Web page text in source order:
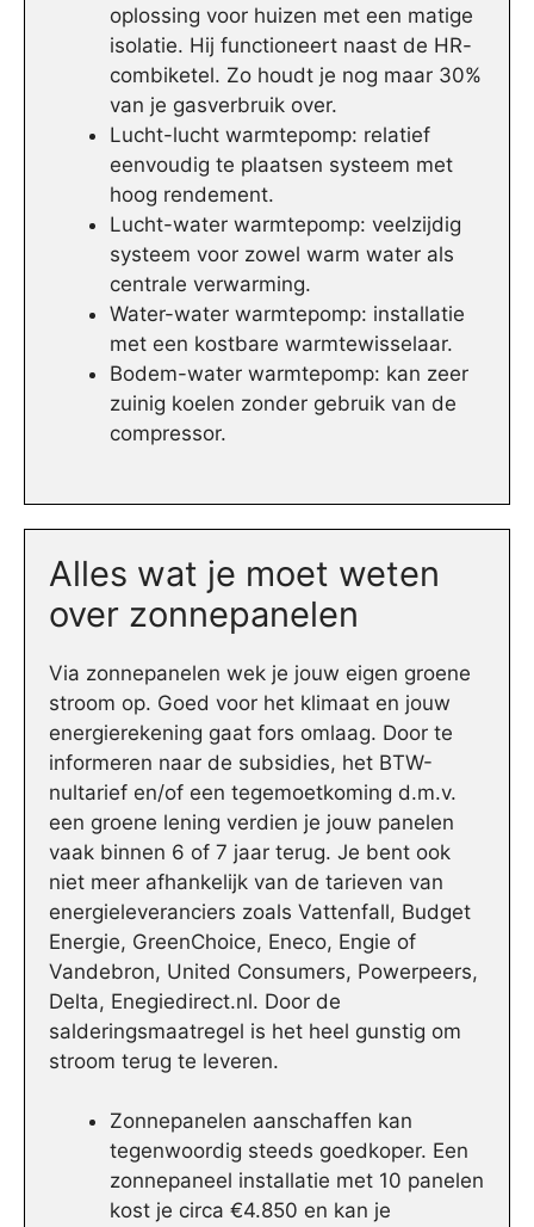
oplossing voor huizen met een matige
isolatie. Hij functioneert naast de HR-
combiketel. Zo houdt je nog maar 30%
van je gasverbruik over.
Lucht-lucht warmtepomp: relatief
eenvoudig te plaatsen systeem met
hoog rendement.
Lucht-water warmtepomp: veelzijdig
systeem voor zowel warm water als
centrale verwarming.
Water-water warmtepomp: installatie
met een kostbare warmtewisselaar.
Bodem-water warmtepomp: kan zeer
zuinig koelen zonder gebruik van de
compressor.
Alles wat je moet weten
over zonnepanelen
Via zonnepanelen wek je jouw eigen groene
stroom op. Goed voor het klimaat en jouw
energierekening gaat fors omlaag. Door te
informeren naar de subsidies, het BTW-
nultarief en/of een tegemoetkoming d.m.v.
een groene lening verdien je jouw panelen
vaak binnen 6 of 7 jaar terug. Je bent ook
niet meer afhankelijk van de tarieven van
energieleveranciers zoals Vattenfall, Budget
Energie, GreenChoice, Eneco, Engie of
Vandebron, United Consumers, Powerpeers,
Delta, Enegiedirect.nl. Door de
salderingsmaatregel is het heel gunstig om
stroom terug te leveren.
Zonnepanelen aanschaffen kan
tegenwoordig steeds goedkoper. Een
zonnepaneel installatie met 10 panelen
kost je circa €4.850 en kan je